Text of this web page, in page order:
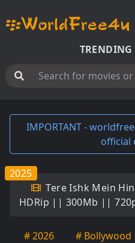
TRENDING
IMPORTANT -
official
Tere Ishk Mein
HDRip || 300Mb ||
2025
# 2026
# Bollywood